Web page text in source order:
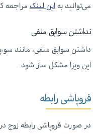
می‌توانید به این لینک مراجعه
نداشتن سوابق منفی
داشتن سوابق منفی، مانند
این ویزا مشکل ساز شود.
فروپاشی رابطه
در صورت فروپاشی رابطه زوج